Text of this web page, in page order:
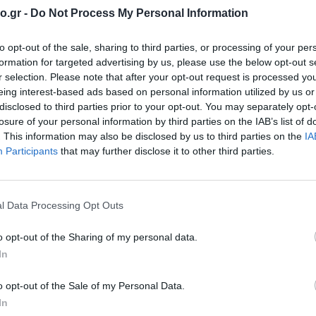
- Do Not Process My Personal Information
opt-out of the sale, sharing to third parties, or processing of your
for targeted advertising by us, please use the below opt-out
selection. Please note that after your opt-out request is processed
interest-based ads based on personal information utilized by us
to third parties prior to your opt-out. You may separately
of your personal information by third parties on the IAB’s list of
This information may also be disclosed by us to third parties on the
Participants that may further disclose it to other third parties.
Data Processing Opt Outs
opt-out of the Sharing of my personal data.
opt-out of the Sale of my Personal Data.
ΔΕΝ ΠΡΟΒΛΕΠΕΤΑΙ ΓΥΡΗ ΑΠΟ
ΔΕΝ ΠΡΟΒΛΕΠΕΤΑΙ ΓΥΡΗ ΑΠΟ
ΕΛΙΕΣ
ΔΕΝ ΠΡΟΒΛΕΠΕΤΑΙ ΓΥΡΗ ΑΠΟ
ΕΛΙΕΣ
ΑΠΟ
ΔΕΝ ΠΡΟΒΛΕΠΕΤΑΙ ΓΥΡΗ ΑΠΟ
ΕΛΙΕΣ
ΔΕΝ ΠΡΟΒΛΕΠΕΤΑΙ ΓΥΡΗ ΑΠΟ